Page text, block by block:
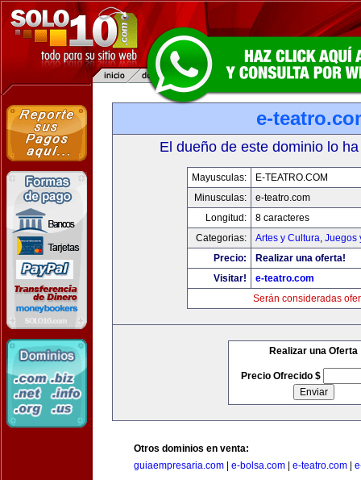
e-
El dueño de este dominio lo
Mayusculas:
E-TEATRO.COM
Minusculas:
e-teatro.com
Longitud:
8 caracteres
Categorias:
Artes y Cultura, Juegos
Precio:
Realizar una oferta!
Visitar!
e-teatro.com
Serán consideradas
Realizar una Oferta
Precio Ofrecido $
Otros dominios en venta:
guiaempresaria.com
e-bolsa.com e-teatro.com